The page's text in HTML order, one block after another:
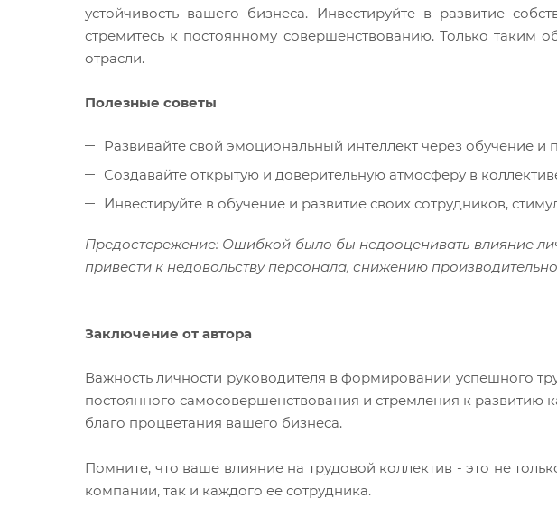
устойчивость вашего бизнеса. Инвестируйте в развитие
стремитесь к постоянному совершенствованию. Только таким
отрасли.
Полезные советы
Развивайте свой эмоциональный интеллект через обучение и
Создавайте открытую и доверительную атмосферу в
Инвестируйте в обучение и развитие своих сотрудников,
Предостережение: Ошибкой было бы недооценивать влияние
привести к недовольству персонала, снижению
Заключение от автора
Важность личности руководителя в формировании успешного
постоянного самосовершенствования и стремления к развитию
благо процветания вашего бизнеса.
Помните, что ваше влияние на трудовой коллектив - это не
компании, так и каждого ее сотрудника.